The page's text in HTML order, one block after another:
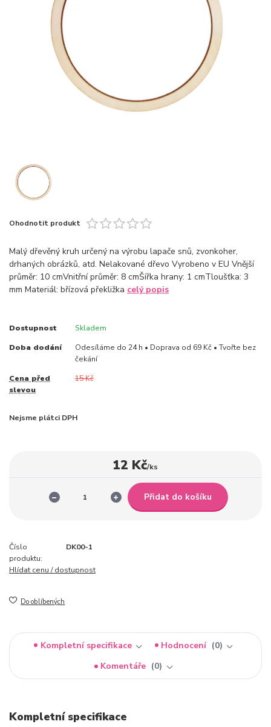
Ohodnotit produkt
Malý dřevěný kruh určený na výrobu lapače snů, zvonkoher,
drhaných obrázků, atd. Nelakované dřevo Vyrobeno v EU Vnější
průměr: 10 cmVnitřní průměr: 8 cmŠířka hrany: 1 cmTloušťka: 3
mm Materiál: břízová překližka celý popis
Dostupnost Skladem
Doba dodání
Odesíláme do 24 h • Doprava od 69 Kč • Tvořte bez
čekání
Cena před
slevou
15 Kč
Nejsme plátci DPH
12 Kč/ks
Přidat do košíku
Číslo
produktu:
DK00-1
Hlídat cenu / dostupnost
Do oblíbených
Kompletní specifikace Hodnocení
0
Komentáře
0
Kompletní specifikace